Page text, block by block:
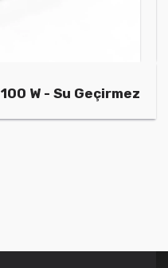
100 W - Su Geçirmez